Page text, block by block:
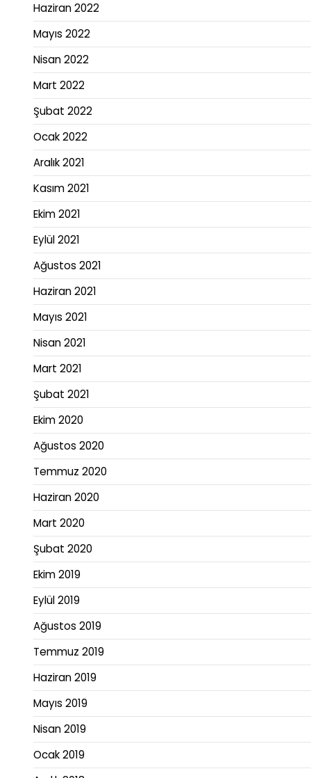
Haziran 2022
Mayıs 2022
Nisan 2022
Mart 2022
Şubat 2022
Ocak 2022
Aralık 2021
Kasım 2021
Ekim 2021
Eylül 2021
Ağustos 2021
Haziran 2021
Mayıs 2021
Nisan 2021
Mart 2021
Şubat 2021
Ekim 2020
Ağustos 2020
Temmuz 2020
Haziran 2020
Mart 2020
Şubat 2020
Ekim 2019
Eylül 2019
Ağustos 2019
Temmuz 2019
Haziran 2019
Mayıs 2019
Nisan 2019
Ocak 2019